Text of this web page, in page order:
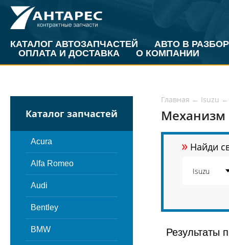
КАТАЛОГ АВТОЗАПЧАСТЕЙ
АВТО В РАЗБОР
ОПЛАТА И ДОСТАВКА
О КОМПАНИИ
Каталог запчастей
Acura
Alfa Romeo
Audi
Bentley
BMW
Главная ← Isuzu ←
Механизм
» Найди
Результаты